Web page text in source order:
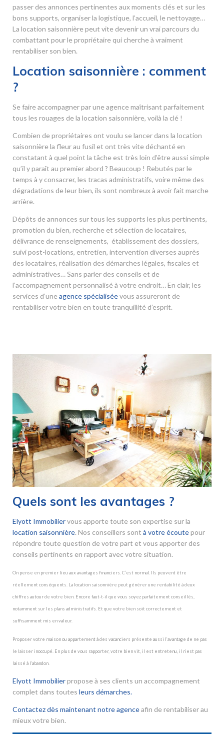
passer des annonces pertinentes aux moments clés et sur les
bons supports, organiser la logistique, l’accueil, le nettoyage…
La location saisonnière peut vite devenir un vrai parcours du
combattant pour le propriétaire qui cherche à vraiment
rentabiliser son bien.
Location saisonnière : comment
?
Se faire accompagner par une agence maîtrisant parfaitement
tous les rouages de la location saisonnière, voilà la clé !
Combien de propriétaires ont voulu se lancer dans la location
saisonnière la fleur au fusil et ont très vite déchanté en
constatant à quel point la tâche est très loin d’être aussi simple
qu’il y paraît au premier abord ? Beaucoup ! Rebutés par le
temps à y consacrer, les tracas administratifs, voire même des
dégradations de leur bien, ils sont nombreux à avoir fait marche
arrière.
Dépôts de annonces sur tous les supports les plus pertinents,
promotion du bien, recherche et sélection de locataires,
délivrance de renseignements, établissement des dossiers,
suivi post-locations, entretien, intervention diverses auprès
des locataires, réalisation des démarches légales, fiscales et
administratives… Sans parler des conseils et de
l’accompagnement personnalisé à votre endroit… En clair, les
services d’une agence spécialiséevous assureront de
rentabiliser votre bien en toute tranquillité d’esprit.
Quels sont les avantages ?
Elyott Immobiliervous apporte toute son expertise sur la
location saisonnière. Nos conseillers sont à votre écoutepour
répondre toute question de votre part et vous apporter des
conseils pertinents en rapport avec votre situation.
On pense en premier lieu aux avantages financiers. C’est normal. Ils peuvent être
réellement conséquents. La location saisonnière peut générer une rentabilité à deux
chiffres autour de votre bien. Encore faut-t-il que vous soyez parfaitement conseillés,
notamment sur les plans administratifs. Et que votre bien soit correctement et
suffisamment mis en valeur.
Proposer votre maison ou appartement à des vacanciers présente aussi l’avantage de ne pas
le laisser inoccupé. En plus de vous rapporter, votre bien vit, il est entretenu, il n’est pas
laissé à l’abandon.
Elyott Immobilierpropose à ses clients un accompagnement
complet dans toutes leurs démarches.
Contactez dès maintenant notre agenceafin de rentabiliser au
mieux votre bien.